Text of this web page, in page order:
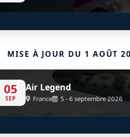
D
T33 Ace Maker II
MISE À JOUR DU 1 AOÛT
05
SEP
Air Legend
France 5 - 6 septembre 2026
S D
CAUDRON – RENAULT C.460